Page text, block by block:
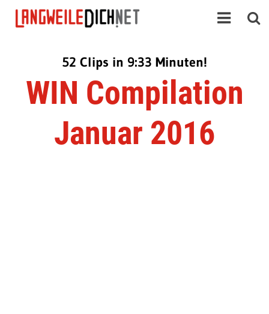
52 Clips in 9:33 Minuten!
WIN Compilation
Januar 2016